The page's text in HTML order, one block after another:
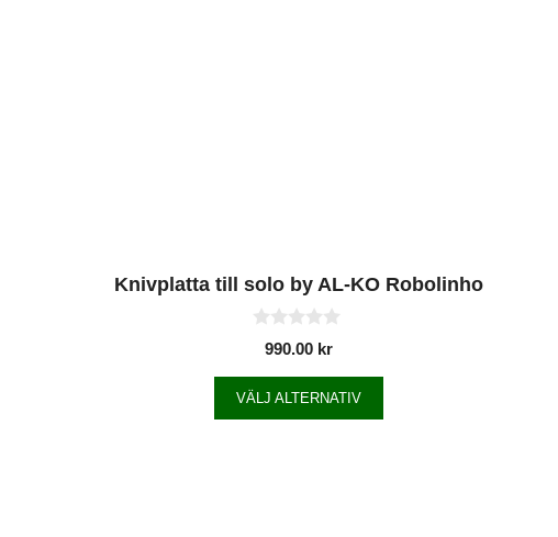
Knivplatta till solo by AL-KO Robolinho
v
5
990.00 kr
VÄLJ ALTERNATIV